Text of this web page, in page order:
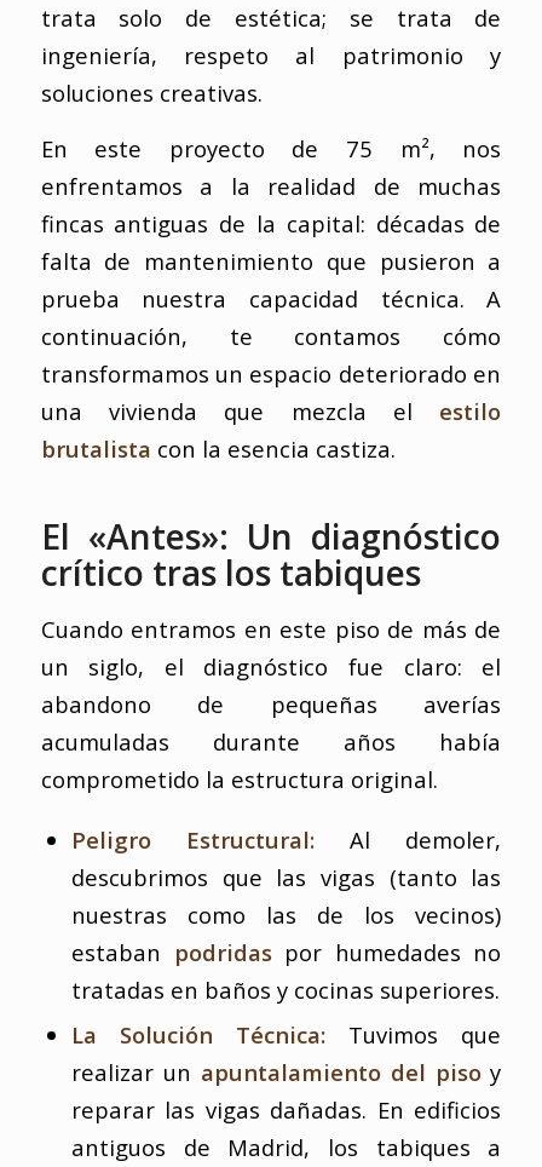
trata solo de estética; se trata de
ingeniería, respeto al patrimonio y
soluciones creativas.
En este proyecto de 75 m², nos
enfrentamos a la realidad de muchas
fincas antiguas de la capital: décadas de
falta de mantenimiento que pusieron a
prueba nuestra capacidad técnica. A
continuación, te contamos cómo
transformamos un espacio deteriorado en
una vivienda que mezcla el estilo
brutalista con la esencia castiza.
El «Antes»: Un diagnóstico
crítico tras los tabiques
Cuando entramos en este piso de más de
un siglo, el diagnóstico fue claro: el
abandono de pequeñas averías
acumuladas durante años había
comprometido la estructura original.
Peligro Estructural: Al demoler,
descubrimos que las vigas (tanto las
nuestras como las de los vecinos)
estaban podridaspor humedades no
tratadas en baños y cocinas superiores.
La Solución Técnica: Tuvimos que
realizar un apuntalamiento del pisoy
reparar las vigas dañadas. En edificios
antiguos de Madrid, los tabiques a